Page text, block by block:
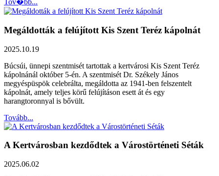
Tov�bb...
Megáldották a felújított Kis Szent Teréz kápolnát
2025.10.19
Búcsúi, ünnepi szentmisét tartottak a kertvárosi Kis Szent Teréz
kápolnánál október 5-én. A szentmisét Dr. Székely János
megyéspüspök celebrálta, megáldotta az 1941-ben felszentelt
kápolnát, amely teljes körű felújításon esett át és egy
harangtoronnyal is bővült.
Tovább...
A Kertvárosban kezdődtek a Várostörténeti Séták
2025.06.02